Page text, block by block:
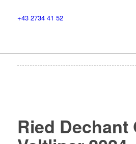
+43 2734 41 52
Ried Dechant